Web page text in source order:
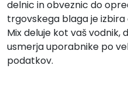
delnic in obveznic do
trgovskega blaga je
Mix deluje kot vaš
usmerja uporabnike po
podatkov.